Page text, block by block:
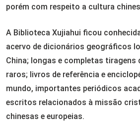
porém com respeito a cultura
A Biblioteca Xujiahui ficou
acervo de dicionários geográficos
China; longas e completas tiragens
raros; livros de referência e
mundo, importantes periódicos
escritos relacionados à missão
chinesas e europeias.